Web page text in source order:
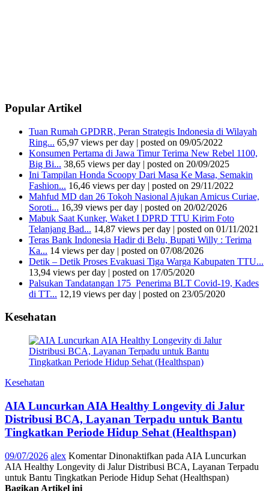
Popular Artikel
Tuan Rumah GPDRR, Peran Strategis Indonesia di Wilayah
Ring... 65,97 views per day | posted on 09/05/2022
Konsumen Pertama di Jawa Timur Terima New Rebel 1100,
Big Bi... 38,65 views per day | posted on 20/09/2025
Ini Tampilan Honda Scoopy Dari Masa Ke Masa, Semakin
Fashion... 16,46 views per day | posted on 29/11/2022
Mahfud MD dan 26 Tokoh Nasional Ajukan Amicus Curiae,
Soroti... 16,39 views per day | posted on 20/02/2026
Mabuk Saat Kunker, Waket I DPRD TTU Kirim Foto
Telanjang Bad... 14,87 views per day | posted on 01/11/2021
Teras Bank Indonesia Hadir di Belu, Bupati Willy : Terima
Ka... 14 views per day | posted on 07/08/2026
Detik – Detik Proses Evakuasi Tiga Warga Kabupaten TTU...
13,94 views per day | posted on 17/05/2020
Palsukan Tandatangan 175 Penerima BLT Covid-19, Kades
di TT... 12,19 views per day | posted on 23/05/2020
Kesehatan
Kesehatan
AIA Luncurkan AIA Healthy Longevity di Jalur
Distribusi BCA, Layanan Terpadu untuk Bantu
Tingkatkan Periode Hidup Sehat (Healthspan)
09/07/2026 alex Komentar Dinonaktifkan pada AIA Luncurkan
AIA Healthy Longevity di Jalur Distribusi BCA, Layanan Terpadu
untuk Bantu Tingkatkan Periode Hidup Sehat (Healthspan)
Bagikan Artikel ini